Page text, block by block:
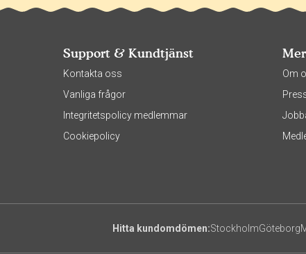
Support & Kundtjänst
Kontakta oss
Vanliga frågor
Integritetspolicy medlemmar
Cookiepolicy
Om
Hitta kundomdömen:StockholmGöteborg